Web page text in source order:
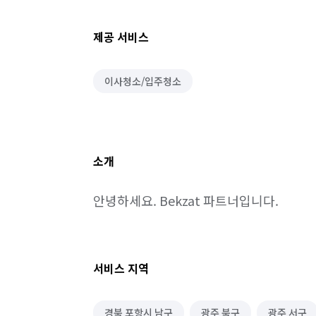
제공 서비스
이사청소/입주청소
소개
안녕하세요. Bekzat 파트너입니다.
서비스 지역
경북 포항시 남구 광주 북구 광주 서구